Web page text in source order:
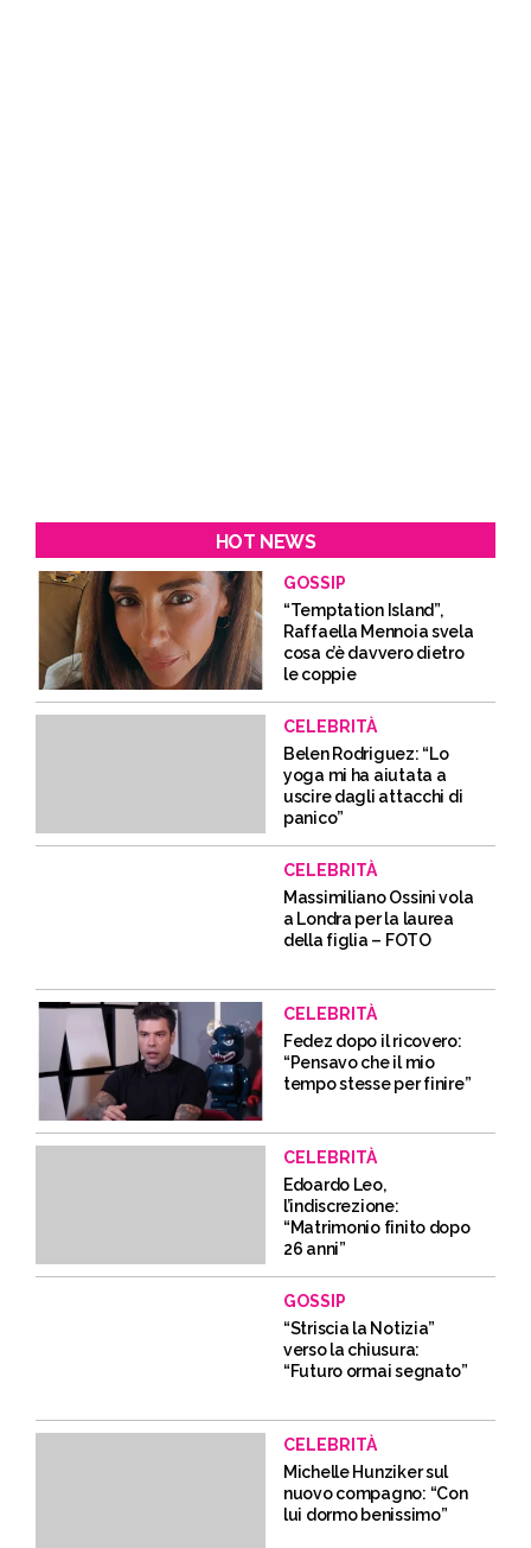
HOT NEWS
GOSSIP
“Temptation Island”,
Raffaella Mennoia svela
cosa c’è davvero dietro
le coppie
CELEBRITÀ
Belen Rodriguez: “Lo
yoga mi ha aiutata a
uscire dagli attacchi di
panico”
CELEBRITÀ
Massimiliano Ossini vola
a Londra per la laurea
della figlia – FOTO
CELEBRITÀ
Fedez dopo il ricovero:
“Pensavo che il mio
tempo stesse per finire”
CELEBRITÀ
Edoardo Leo,
l’indiscrezione:
“Matrimonio finito dopo
26 anni”
GOSSIP
“Striscia la Notizia”
verso la chiusura:
“Futuro ormai segnato”
CELEBRITÀ
Michelle Hunziker sul
nuovo compagno: “Con
lui dormo benissimo”